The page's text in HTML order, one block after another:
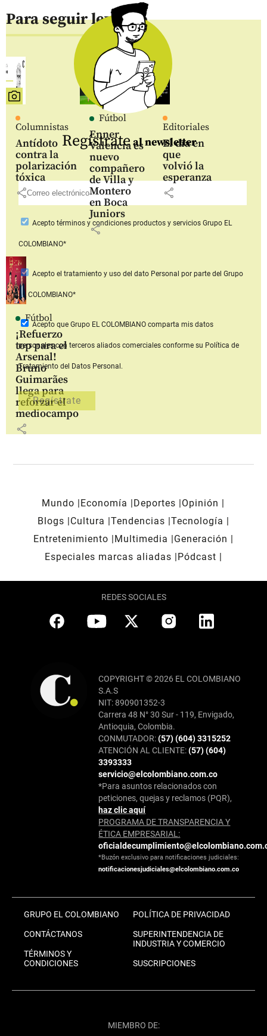
Para seguir leyendo
Columnistas
Antídoto
contra la
polarización
tóxica
share
Fútbol
Enner
Valencia es
nuevo
compañero
de Villa y
Montero
en Boca
Juniors
share
Editoriales
El día en
que
volvió la
esperanza
share
Fútbol
¡Refuerzo
top para el
Arsenal!
Bruno
Guimarães
llega para
reforzar el
mediocampo
share
Regístrateal newsletter
Aceptotérminos y condiciones productos y serviciosGrupo EL
COLOMBIANO*
Acepto el tratamiento y uso del dato Personal por parte del Grupo
EL COLOMBIANO*
Acepto que Grupo EL COLOMBIANOcomparta mis datos
personales con terceros aliados comerciales conforme su Política de
Tratamiento del Datos Personal.
Mundo Economía Deportes
Opinión
Blogs
Cultura Tendencias Tecnología
Entretenimiento
Multimedia
Generación
Especiales marcas aliadas
Pódcast
REDES SOCIALES
COPYRIGHT © 2026 EL COLOMBIANO
S.A.S
NIT: 890901352-3
Carrera 48 N° 30 Sur - 119, Envigado,
Antioquia, Colombia.
CONMUTADOR:(57) (604) 3315252
ATENCIÓN AL CLIENTE:(57) (604)
3393333
servicio@elcolombiano.com.co
*Para asuntos relacionados con
peticiones, quejas y reclamos (PQR),
haz clic aquí
PROGRAMA DE TRANSPARENCIA Y
ÉTICA EMPRESARIAL:
*Buzón exclusivo para notificaciones judiciales:
notificacionesjudiciales@elcolombiano.com.co
GRUPO EL COLOMBIANO
CONTÁCTANOS
TÉRMINOS Y
CONDICIONES
POLÍTICA DE PRIVACIDAD
SUPERINTENDENCIA DE
INDUSTRIA Y COMERCIO
SUSCRIPCIONES
MIEMBRO DE: